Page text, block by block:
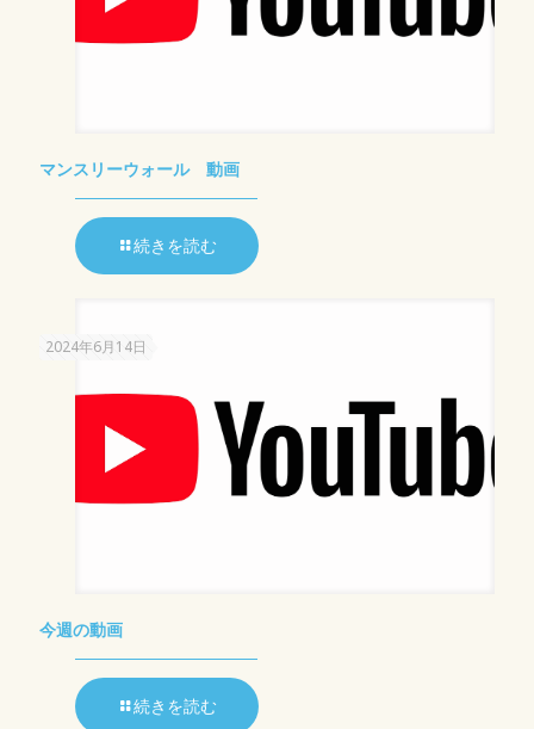
マンスリーウォール 動画
続きを読む
2024年6月14日
今週の動画
続きを読む